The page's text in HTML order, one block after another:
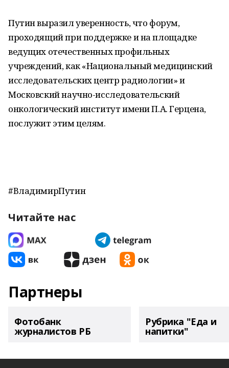
Путин выразил уверенность, что форум,
проходящий при поддержке и на площадке
ведущих отечественных профильных
учреждений, как «Национальный медицинский
исследовательских центр радиологии» и
Московский научно-исследовательский
онкологический институт имени П.А. Герцена,
послужит этим целям.
#ВладимирПутин
Читайте нас
Партнеры
Фотобанк
журналистов РБ
Рубрика "Еда и
напитки"